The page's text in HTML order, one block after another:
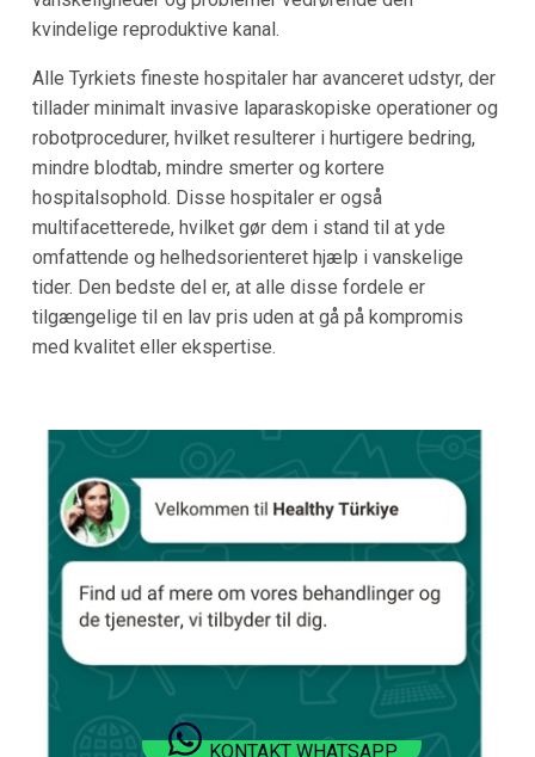
kvindelige reproduktive kanal.
Alle Tyrkiets fineste hospitaler har avanceret udstyr, der
tillader minimalt invasive laparaskopiske operationer og
robotprocedurer, hvilket resulterer i hurtigere bedring,
mindre blodtab, mindre smerter og kortere
hospitalsophold. Disse hospitaler er også
multifacetterede, hvilket gør dem i stand til at yde
omfattende og helhedsorienteret hjælp i vanskelige
tider. Den bedste del er, at alle disse fordele er
tilgængelige til en lav pris uden at gå på kompromis
med kvalitet eller ekspertise.
KONTAKT WHATSAPP